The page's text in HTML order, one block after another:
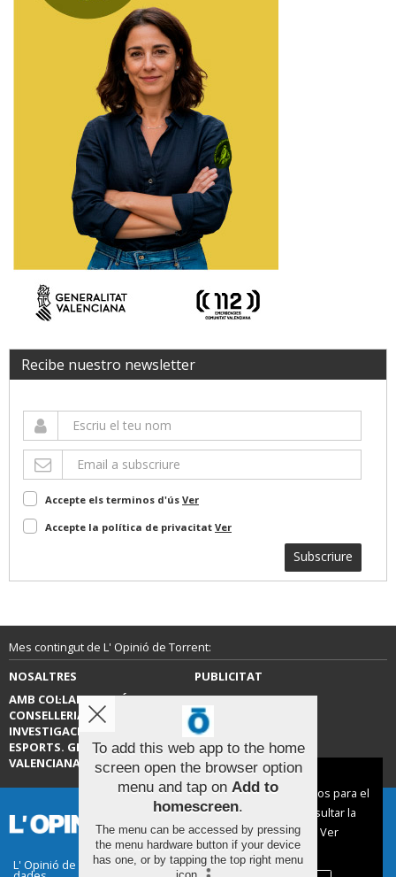
Recibe nuestro newsletter
Accepte els terminos d'ús Ver
Accepte la política de privacitat Ver
Subscriure
Mes contingut de L' Opinió de Torrent:
NOSALTRES
PUBLICITAT
AMB COL·LABORACIÓ DE LA
CONSELLERIA D’EDUCACIÓ,
INVESTIGACIÓ, CULTURA I
ESPORTS. GENERALITAT
VALENCIANA.
CONTACTE
L' Opinió de Torrent |Termes d'ús| Protecció de
To add this web app to the home
screen open the browser option
menu and tap on Add to
homescreen.
The menu can be accessed by pressing
the menu hardware button if your device
has one, or by tapping the top right menu
Aviso sobre el Uso de cookies:
Utilizamos cookies nuestras y de terceros para el
funcionamiento del digital. Puedes consultar la
lista de cookies y como desconectarlas.
Ver
nuestra Política de Privacidad y Cookies